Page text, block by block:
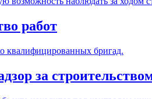
работ
квалифицированных бригад.
за